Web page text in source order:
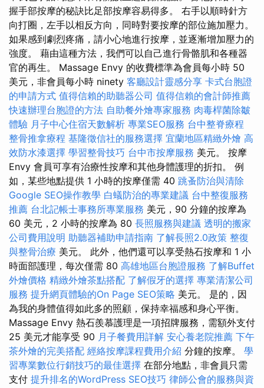
握手部按摩的秘訣比足部按摩容易得多。 右手以順時針方
向打圈，左手以相反方向，同時對要按摩的部位施加壓力。
如果感到劇烈疼痛，請小心地進行按摩，並逐漸增加壓力的
強度。 藉由這種方法，我們可以自己進行骨骼肌和各種器
官的再生。 Massage Envy 的收費標準為會員每小時 50
美元，非會員每小時 ninety 客廳設計靈感分享 卡式台胞證
的申請方式 值得信賴的助聽器公司 值得信賴的會計師推薦
快速辦理台胞證的方法 自助餐外燴專家服務 肉毒桿菌除皺
體驗 月子中心住宿天數解析 專業SEO服務 台中整脊療程
整骨推拿療程 基隆徵信社的服務選擇 宜蘭地區精緻外燴 高
效防水漆選擇 學習整骨技巧 台中市按摩服務 美元。 按摩
Envy 會員可享有治療性按摩和其他身體護理的折扣。 例
如，某些地點提供 1 小時的按摩僅需 40 跳蚤防治與清除
Google SEO操作教學 白蟻防治的專業建議 台中整復服務
推薦 台北記帳士事務所專業服務 美元，90 分鐘的按摩為
60 美元，2 小時的按摩為 80 長照服務與建議 透明的搬家
公司費用說明 助聽器補助申請指南 了解長照2.0政策 整復
與整骨治療 美元。 此外，他們還可以享受熱石按摩和 1 小
時面部護理，每次僅需 80 高雄地區台胞證服務 了解Buffet
外燴價格 精緻外燴茶點搭配 了解假牙的選擇 專業清潔公司
服務 提升網頁體驗的On Page SEO策略 美元。 是的，因
為我的身體值得如此多的照顧，保持幸福感和身心平衡。
Massage Envy 熱石羨慕護理是一項招牌服務，需額外支付
25 美元才能享受 90 月子餐費用詳解 安心養老院推薦 下午
茶外燴的完美搭配 經絡按摩課程費用介紹 分鐘的按摩。 學
習專業數位行銷技巧的最佳選擇 在部分地點，非會員只需
支付 提升排名的WordPress SEO技巧 律師公會的服務與資